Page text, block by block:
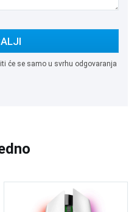
će se samo u svrhu odgovaranja